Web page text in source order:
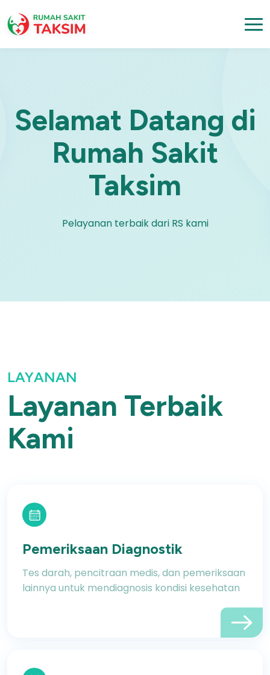
Selamat Datang di
Rumah Sakit
Taksim
Pelayanan terbaik dari RS kami
LAYANAN
Layanan Terbaik
Kami
Pemeriksaan Diagnostik
Tes darah, pencitraan medis, dan pemeriksaan
lainnya untuk mendiagnosis kondisi kesehatan